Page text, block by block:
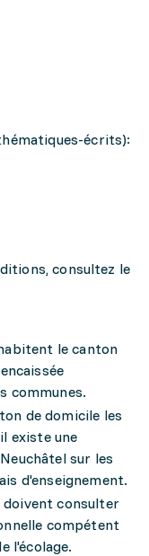
écrits):
consultez le
le canton
communes.
de domicile les
existe une
sur les
d'enseignement.
doivent consulter
compétent
l'écolage.